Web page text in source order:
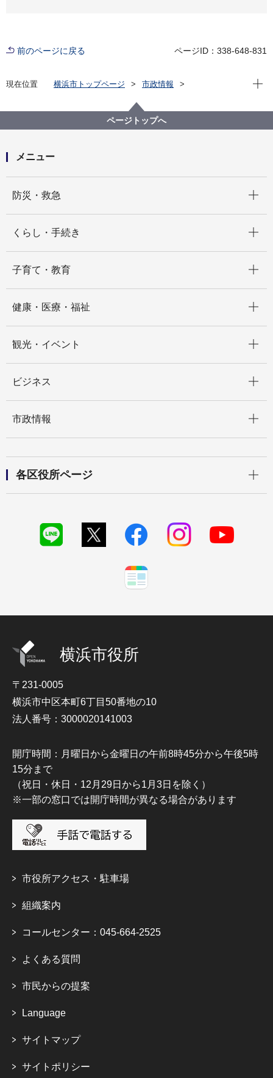
前のページに戻る ページID：338-648-831
現在位置 横浜市トップページ
市政情報
記者発表 2022年度
【記者発表】横浜市立小机小学校が「学校給食優良学
校」として文部科学大臣表彰を受けました！
現在
ページトップへ
メニュー
防災・救急
くらし・手続き
子育て・教育
健康・医療・福祉
観光・イベント
ビジネス
市政情報
各区役所ページ
横浜市役所
〒231-0005
横浜市中区本町6丁目50番地の10
法人番号：3000020141003
開庁時間：月曜日から金曜日の午前8時45分から午後5時
15分まで
（祝日・休日・12月29日から1月3日を除く）
※一部の窓口では開庁時間が異なる場合があります
市役所アクセス・駐車場
組織案内
コールセンター：045-664-2525
よくある質問
市民からの提案
Language
サイトマップ
サイトポリシー